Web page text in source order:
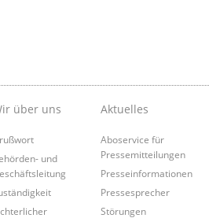
über uns
und
Aktuelles
Aboservice für
Pressemitteilungen
Presseinformationen
Pressesprecher
Störungen